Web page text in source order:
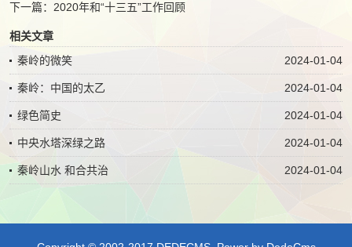
下一篇： 2020年和“十三五”工作回顾
相关文章
2024-01-04
秦岭的微笑
2024-01-04
秦岭：中国的太乙
2024-01-04
绿色简史
2024-01-04
中央水塔深绿之路
2024-01-04
秦岭山水 和合共治